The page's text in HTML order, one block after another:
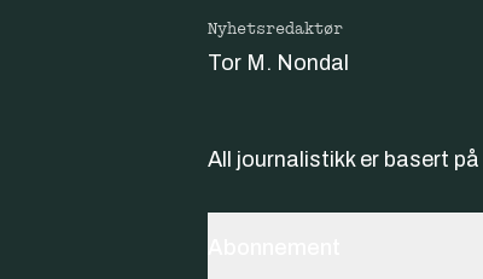
Nyhetsredaktør
Tor M. Nondal
All journalistikk er basert på